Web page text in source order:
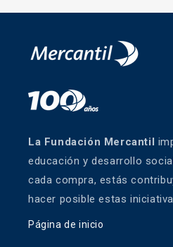
La Fundación Mercantil
educación y desarrollo
cada compra, estás
hacer posible estas
Página de inicio